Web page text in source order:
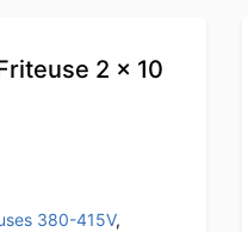
2 x 10
380-415V,